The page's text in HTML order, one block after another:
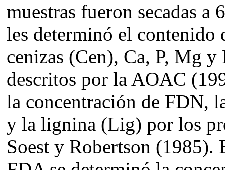
muestras fueron secadas a
les determinó el contenido
cenizas (Cen), Ca, P, Mg
descritos por la AOAC
la concentración de FDN,
y la lignina (Lig) por los
Soest y Robertson (1985).